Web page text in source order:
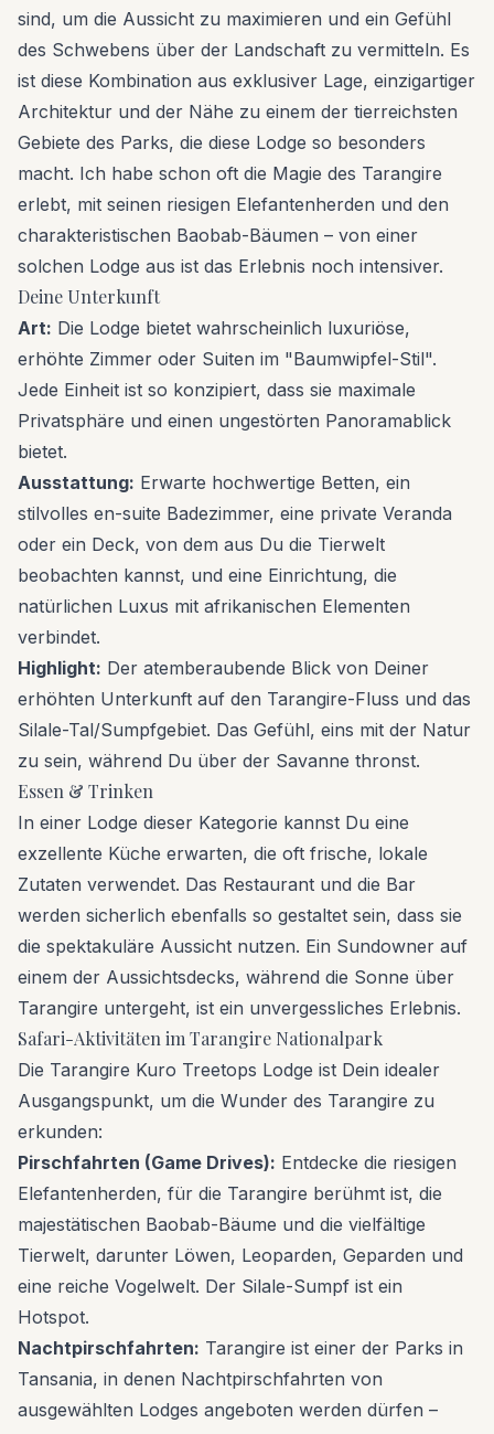
sind, um die Aussicht zu maximieren und ein Gefühl
des Schwebens über der Landschaft zu vermitteln. Es
ist diese Kombination aus exklusiver Lage, einzigartiger
Architektur und der Nähe zu einem der tierreichsten
Gebiete des Parks, die diese Lodge so besonders
macht. Ich habe schon oft die Magie des Tarangire
erlebt, mit seinen riesigen Elefantenherden und den
charakteristischen Baobab-Bäumen – von einer
solchen Lodge aus ist das Erlebnis noch intensiver.
Deine Unterkunft
Art: Die Lodge bietet wahrscheinlich luxuriöse,
erhöhte Zimmer oder Suiten im "Baumwipfel-Stil".
Jede Einheit ist so konzipiert, dass sie maximale
Privatsphäre und einen ungestörten Panoramablick
bietet.
Ausstattung: Erwarte hochwertige Betten, ein
stilvolles en-suite Badezimmer, eine private Veranda
oder ein Deck, von dem aus Du die Tierwelt
beobachten kannst, und eine Einrichtung, die
natürlichen Luxus mit afrikanischen Elementen
verbindet.
Highlight: Der atemberaubende Blick von Deiner
erhöhten Unterkunft auf den Tarangire-Fluss und das
Silale-Tal/Sumpfgebiet. Das Gefühl, eins mit der Natur
zu sein, während Du über der Savanne thronst.
Essen & Trinken
In einer Lodge dieser Kategorie kannst Du eine
exzellente Küche erwarten, die oft frische, lokale
Zutaten verwendet. Das Restaurant und die Bar
werden sicherlich ebenfalls so gestaltet sein, dass sie
die spektakuläre Aussicht nutzen. Ein Sundowner auf
einem der Aussichtsdecks, während die Sonne über
Tarangire untergeht, ist ein unvergessliches Erlebnis.
Safari-Aktivitäten im Tarangire Nationalpark
Die Tarangire Kuro Treetops Lodge ist Dein idealer
Ausgangspunkt, um die Wunder des Tarangire zu
erkunden:
Pirschfahrten (Game Drives): Entdecke die riesigen
Elefantenherden, für die Tarangire berühmt ist, die
majestätischen Baobab-Bäume und die vielfältige
Tierwelt, darunter Löwen, Leoparden, Geparden und
eine reiche Vogelwelt. Der Silale-Sumpf ist ein
Hotspot.
Nachtpirschfahrten: Tarangire ist einer der Parks in
Tansania, in denen Nachtpirschfahrten von
ausgewählten Lodges angeboten werden dürfen –